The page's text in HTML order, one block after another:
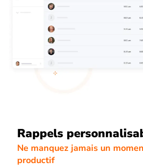
Rappels
Ne manquez jamais un
productif